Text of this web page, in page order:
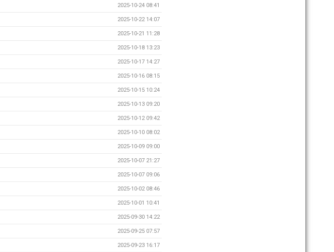
2025-10-24 08:41
2025-10-22 14:07
2025-10-21 11:28
2025-10-18 13:23
2025-10-17 14:27
2025-10-16 08:15
2025-10-15 10:24
2025-10-13 09:20
2025-10-12 09:42
2025-10-10 08:02
2025-10-09 09:00
2025-10-07 21:27
2025-10-07 09:06
2025-10-02 08:46
2025-10-01 10:41
2025-09-30 14:22
2025-09-25 07:57
2025-09-23 16:17